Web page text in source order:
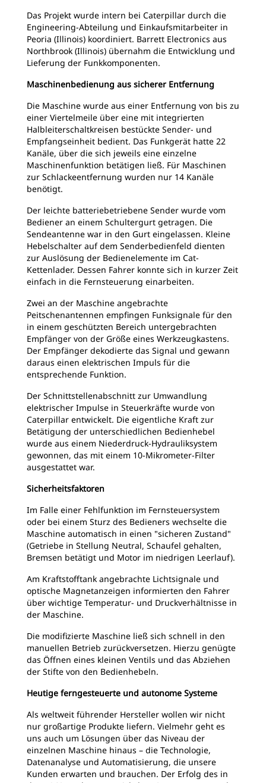
Das Projekt wurde intern bei Caterpillar durch die
Engineering-Abteilung und Einkaufsmitarbeiter in
Peoria (Illinois) koordiniert. Barrett Electronics aus
Northbrook (Illinois) übernahm die Entwicklung und
Lieferung der Funkkomponenten.
Maschinenbedienung aus sicherer Entfernung
Die Maschine wurde aus einer Entfernung von bis zu
einer Viertelmeile über eine mit integrierten
Halbleiterschaltkreisen bestückte Sender- und
Empfangseinheit bedient. Das Funkgerät hatte 22
Kanäle, über die sich jeweils eine einzelne
Maschinenfunktion betätigen ließ. Für Maschinen
zur Schlackeentfernung wurden nur 14 Kanäle
benötigt.
Der leichte batteriebetriebene Sender wurde vom
Bediener an einem Schultergurt getragen. Die
Sendeantenne war in den Gurt eingelassen. Kleine
Hebelschalter auf dem Senderbedienfeld dienten
zur Auslösung der Bedienelemente im Cat-
Kettenlader. Dessen Fahrer konnte sich in kurzer Zeit
einfach in die Fernsteuerung einarbeiten.
Zwei an der Maschine angebrachte
Peitschenantennen empfingen Funksignale für den
in einem geschützten Bereich untergebrachten
Empfänger von der Größe eines Werkzeugkastens.
Der Empfänger dekodierte das Signal und gewann
daraus einen elektrischen Impuls für die
entsprechende Funktion.
Der Schnittstellenabschnitt zur Umwandlung
elektrischer Impulse in Steuerkräfte wurde von
Caterpillar entwickelt. Die eigentliche Kraft zur
Betätigung der unterschiedlichen Bedienhebel
wurde aus einem Niederdruck-Hydrauliksystem
gewonnen, das mit einem 10-Mikrometer-Filter
ausgestattet war.
Sicherheitsfaktoren
Im Falle einer Fehlfunktion im Fernsteuersystem
oder bei einem Sturz des Bedieners wechselte die
Maschine automatisch in einen "sicheren Zustand"
(Getriebe in Stellung Neutral, Schaufel gehalten,
Bremsen betätigt und Motor im niedrigen Leerlauf).
Am Kraftstofftank angebrachte Lichtsignale und
optische Magnetanzeigen informierten den Fahrer
über wichtige Temperatur- und Druckverhältnisse in
der Maschine.
Die modifizierte Maschine ließ sich schnell in den
manuellen Betrieb zurückversetzen. Hierzu genügte
das Öffnen eines kleinen Ventils und das Abziehen
der Stifte von den Bedienhebeln.
Heutige ferngesteuerte und autonome Systeme
Als weltweit führender Hersteller wollen wir nicht
nur großartige Produkte liefern. Vielmehr geht es
uns auch um Lösungen über das Niveau der
einzelnen Maschine hinaus – die Technologie,
Datenanalyse und Automatisierung, die unsere
Kunden erwarten und brauchen. Der Erfolg des in